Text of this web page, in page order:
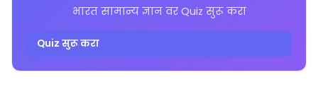
भारत सामान्य ज्ञान वर Quiz सुरू करा
Quiz सुरू करा